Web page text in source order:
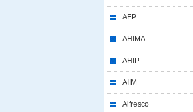
AFP
AHIMA
AHIP
AIIM
Alfresco